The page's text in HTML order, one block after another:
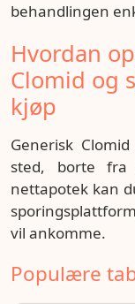
behandlingen
Hvordan
Clomid og
kjøp
Generisk
sted, borte
nettapotek kan
vil ankomme.
Populære